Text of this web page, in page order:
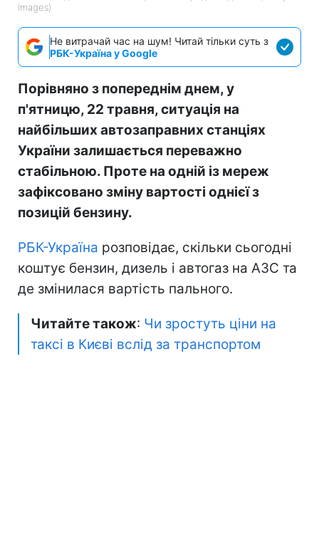
Images)
Не витрачай час на шум! Читай тільки суть з
РБК-Україна у Google
Порівняно з попереднім днем, у
п'ятницю, 22 травня, ситуація на
найбільших автозаправних станціях
України залишається переважно
стабільною. Проте на одній із мереж
зафіксовано зміну вартості однієї з
позицій бензину.
РБК-Україна розповідає, скільки сьогодні
коштує бензин, дизель і автогаз на АЗС та
де змінилася вартість пального.
Читайте також: Чи зростуть ціни на
таксі в Києві вслід за транспортом